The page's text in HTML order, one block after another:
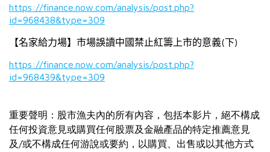
https://finance.now.com/analysis/post.php?
id=968438&type=309
【名家給力場】市場誤讀中國禁止紅籌上市的意義(下)
https://finance.now.com/analysis/post.php?
id=968439&type=309
重要聲明：股市漁夫內的所有內容，包括本影片，絕不構成
任何投資意見或購買任何股票及金融產品的特定推薦意見
及/或不構成任何游說或要約，以購買、出售或以其他方式